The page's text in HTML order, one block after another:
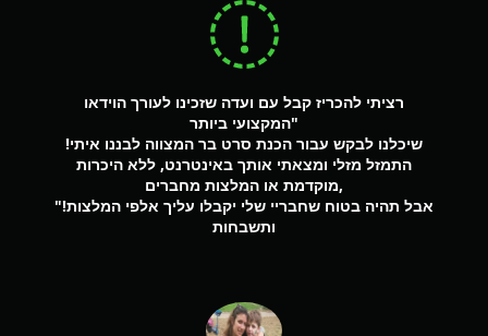
רציתי להכריז קבל עם ועדה שזכינו לעורך הוידאו
המקצועי ביותר"
!שיכלנו לבקש עבור הכנת סרט בר המצווה לבננו איתי
התמזל מזלי ומצאתי אותך באינטרנט, ללא היכרות
מוקדמת או המלצות מחברים,
"!אבל תהיה בטוח שחבריי שלי יקבלו עליך אלפי המלצות
ותשבחות